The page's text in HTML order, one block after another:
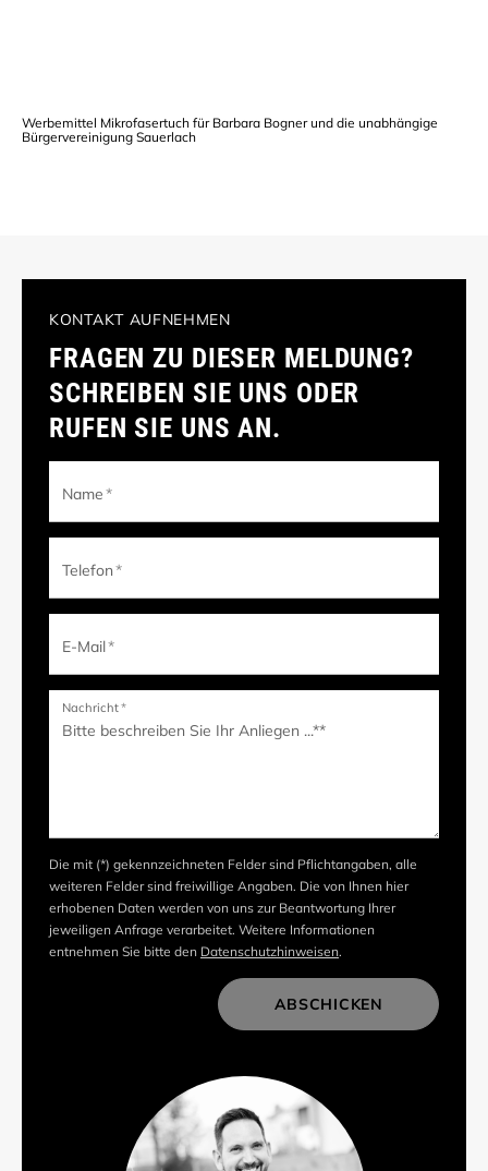
Werbemittel Mikrofasertuch für Barbara Bogner und die unabhängige
Bürgervereinigung Sauerlach
KONTAKT AUFNEHMEN
FRAGEN ZU DIESER MELDUNG?
SCHREIBEN SIE UNS ODER
RUFEN SIE UNS AN.
Name*
Telefon*
E-Mail*
Nachricht*
Die mit (*) gekennzeichneten Felder sind Pflichtangaben, alle
weiteren Felder sind freiwillige Angaben. Die von Ihnen hier
erhobenen Daten werden von uns zur Beantwortung Ihrer
jeweiligen Anfrage verarbeitet. Weitere Informationen
entnehmen Sie bitte den Datenschutzhinweisen.
ABSCHICKEN